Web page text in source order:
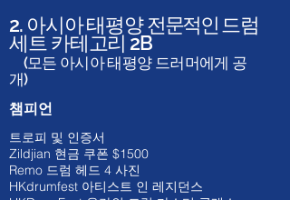
2. 아시아 태평양전문적인 드럼
세트 카테고리 2B
(모든 아시아 태평양 드러머에게 공
개)
챔피언
트로피 및 인증서
Zildjian 현금 쿠폰 $1500
​Remo 드럼 헤드 4 사진
HKdrumfest 아티스트 인 레지던스